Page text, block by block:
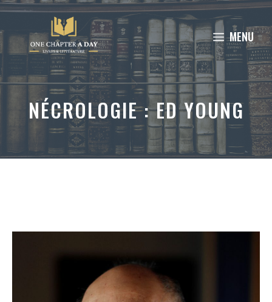
Aller
contenu
MENU
NÉCROLOGIE : ED YOUNG